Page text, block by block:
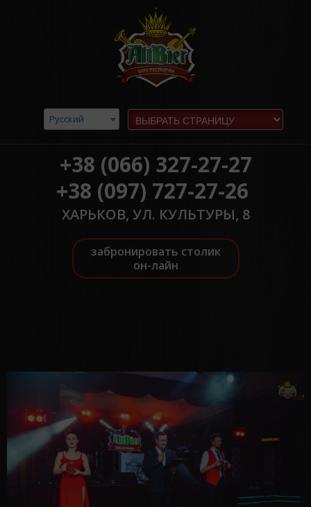
Русский
+38 (066) 327-27-27
+38 (097) 727-27-26
ХАРЬКОВ, УЛ. КУЛЬТУРЫ, 8
забронировать столик
он-лайн